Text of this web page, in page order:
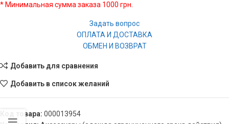
* Минимальная сумма заказа 1000 грн.
Задать вопрос
ОПЛАТА И ДОСТАВКА
ОБМЕН И ВОЗВРАТ
Добавить для сравнения
Добавить в список желаний
Код товара: 000013954